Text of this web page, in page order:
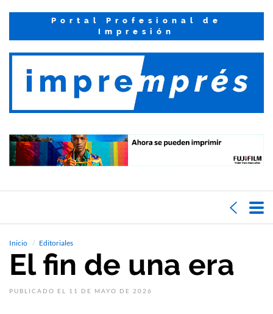
Portal Profesional de
Impresión
Inicio Editoriales
El fin de una era
PUBLICADO EL 11 DE MAYO DE 2026